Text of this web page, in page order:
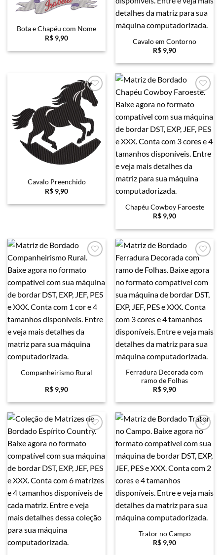
Bota e Chapéu com Nome
R$ 9,90
Cavalo em Contorno
R$ 9,90
Favoritar
Cavalo Preenchido
R$ 9,90
Chapéu Cowboy Faroeste
R$ 9,90
Companheirismo Rural
R$ 9,90
Ferradura Decorada com
ramo de Folhas
R$ 9,90
Favoritar
Trator no Campo
R$ 9,90